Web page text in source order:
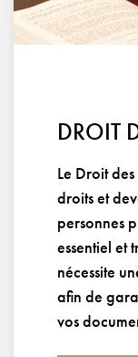
DROIT
Le Droit
droits et
personnes
essentiel et
nécessite
afin de
vos